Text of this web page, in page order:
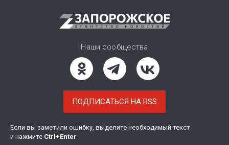
Наши сообщества
ПОДПИСАТЬСЯ НА RSS
Если вы заметили ошибку, выделите необходимый текст
и нажмите Ctrl +Enter